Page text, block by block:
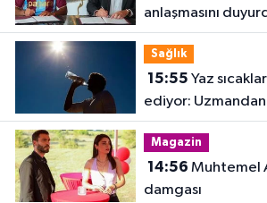
anlaşmasını
Sağlık
15:55
ediyor:
Magazin
14:56
damgası